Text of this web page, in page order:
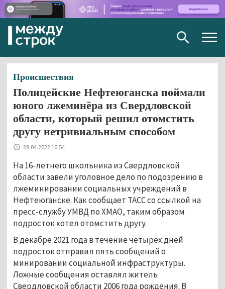
Происшествия
Полицейские Нефтеюганска поймали
юного лжеминёра из Свердловской
области, который решил отомстить
другу нетривиальным способом
28.04.2022 16:54
На 16-летнего школьника из Свердловской
области завели уголовное дело по подозрению в
лжеминировании социальных учреждений в
Нефтеюганске. Как сообщает ТАСС со ссылкой на
пресс-службу УМВД по ХМАО, таким образом
подросток хотел отомстить другу.
В декабре 2021 года в течение четырёх дней
подросток отправил пять сообщений о
минировании социальной инфраструктуры.
Ложные сообщения оставлял житель
Свердловской области 2006 года рождения. В